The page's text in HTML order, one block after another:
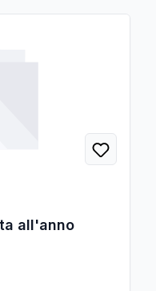
all'anno